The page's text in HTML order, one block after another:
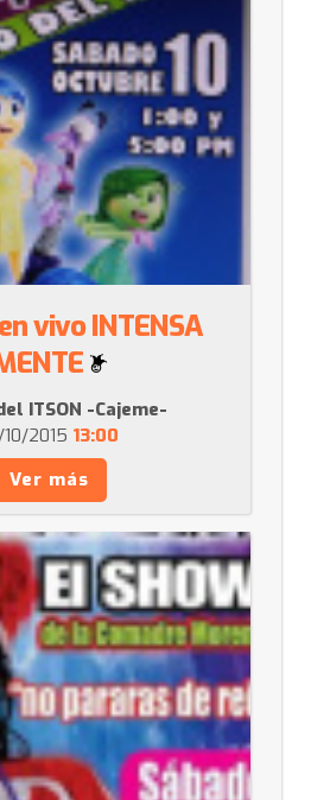
vivo INTENSA
ITSON -Cajeme-
10/2015 13:00
Ver más